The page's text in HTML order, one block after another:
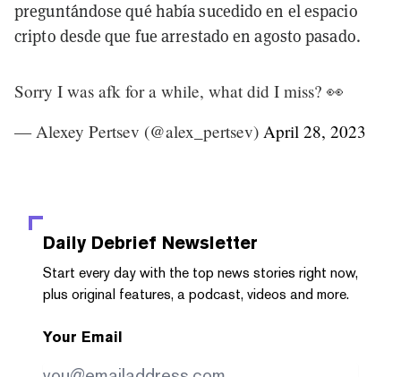
preguntándose qué había sucedido en el espacio
cripto desde que fue arrestado en agosto pasado.
Sorry I was afk for a while, what did I miss? 👀
— Alexey Pertsev (@alex_pertsev) April 28, 2023
Daily Debrief Newsletter
Start every day with the top news stories right now,
plus original features, a podcast, videos and more.
Your Email